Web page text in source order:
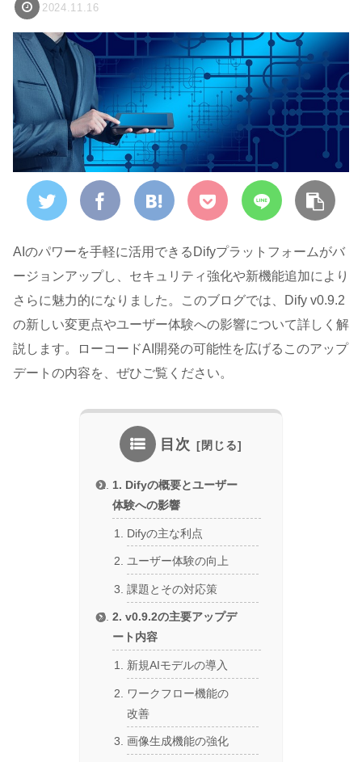
2024.11.16
AIのパワーを手軽に活用できるDifyプラットフォームがバ
ージョンアップし、セキュリティ強化や新機能追加により
さらに魅力的になりました。このブログでは、Dify v0.9.2
の新しい変更点やユーザー体験への影響について詳しく解
説します。ローコードAI開発の可能性を広げるこのアップ
デートの内容を、ぜひご覧ください。
目次
1. Difyの概要とユーザー
体験への影響
Difyの主な利点
ユーザー体験の向上
課題とその対応策
2. v0.9.2の主要アップデ
ート内容
新規AIモデルの導入
ワークフロー機能の
改善
画像生成機能の強化